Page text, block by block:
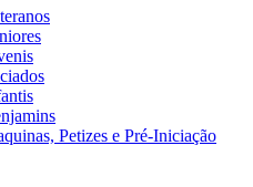
Petizes e Pré-Iniciação